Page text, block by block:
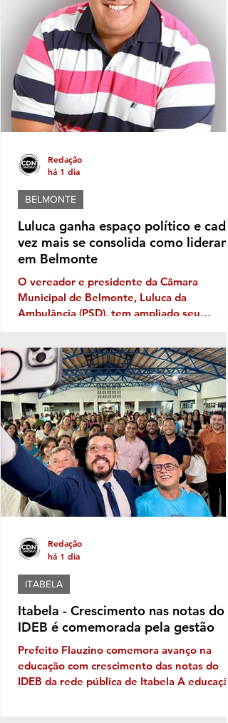
são os ingredientes do que se tornou a
governança no município de
SantaCruzCabrália, fator que leva os
moradores a refletir, sobretudo em quem e
Luluca ganha espaço político e cada
vez mais se consolida como
em Belmonte
O vereador e presidente da Câmara
Municipal de Belmonte, Luluca da
Ambulância (PSD), tem ampliado seu
musculatura política deve aumentar ainda
mais este ano, caso se confirme a
expectativa da votação de Fabíola Mansur,
nome defendido por Luluca para estadual,
sendo a mais votada dentro do núcleo
político governista que tem dois nomes na
disputa, o nome do prefeito e Fabíola,
candidata de Luluca. Luluca conaeguiu ao
longo dos anos montar
BELMONTE
Redação
há 1 dia
Itabela - Crescimento nas notas do
IDEB é comemorada pela gestão
Prefeito Flauzino comemora avanço na
educação com crescimento das notas do
IDEB da rede pública de Itabela A educação
ITABELA
Redação
há 1 dia